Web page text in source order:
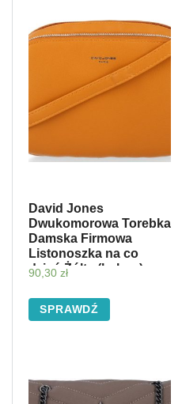
David Jones
Dwukomorowa Torebka
Damska Firmowa
Listonoszka na co
dzień Żółta (kolory)
90,30 zł
SPRAWDŹ